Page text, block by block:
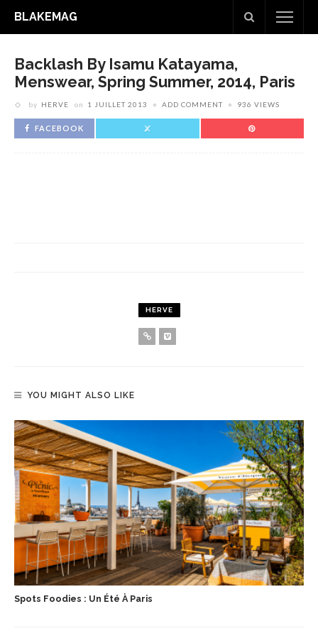
BLAKEMAG
Backlash By Isamu Katayama,
Menswear, Spring Summer, 2014, Paris
by HERVE on 1 JUILLET 2013 ADD COMMENT 936 VIEWS
FACEBOOK
HERVE
YOU MIGHT ALSO LIKE
Spots Foodies : Un Été À Paris